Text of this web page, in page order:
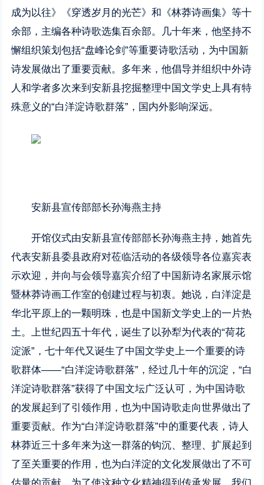
成为以往》《穿透岁月的光芒》和《林莽诗画集》等十
余部，主编各种诗歌选集百余部。几十年来，他坚持不
懈组织策划包括“盘峰论剑”等重要诗歌活动，为中国新
诗发展做出了重要贡献。多年来，他倡导并组织中外诗
人和学者多次来到安新县挖掘整理中国文学史上具有特
殊意义的“白洋淀诗歌群落”，国内外影响深远。
安新县宣传部部长孙海燕主持
开馆仪式由安新县宣传部部长孙海燕主持，她首先
代表安新县委县政府对莅临活动的各级领导各位嘉宾表
示欢迎，并向与会领导嘉宾介绍了中国新诗名家展示馆
暨林莽诗画工作室的创建过程与初衷。她说，白洋淀是
华北平原上的一颗明珠，也是中国新文学史上的一片热
土。上世纪四五十年代，诞生了以孙犁为代表的“荷花
淀派”，七十年代又诞生了中国文学史上一个重要的诗
歌群体——“白洋淀诗歌群落”，经过几十年的沉淀，“白
洋淀诗歌群落”获得了中国文坛广泛认可，为中国诗歌
的发展起到了引领作用，也为中国诗歌走向世界做出了
重要贡献。作为“白洋淀诗歌群落”中的重要代表，诗人
林莽近三十多年来为这一群落的钩沉、整理、扩展起到
了至关重要的作用，也为白洋淀的文化发展做出了不可